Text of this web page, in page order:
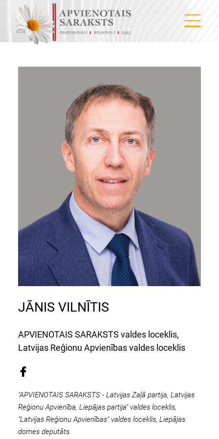
JĀNIS VILNĪTIS
APVIENOTAIS SARAKSTS valdes loceklis,
Latvijas Reģionu Apvienības valdes loceklis
"APVIENOTAIS SARAKSTS - Latvijas Zaļā partija, Latvijas
Reģionu Apvienība, Liepājas partija" valdes loceklis,
"Latvijas Reģionu Apvienības" valdes loceklis, Liepājas
domes deputāts.